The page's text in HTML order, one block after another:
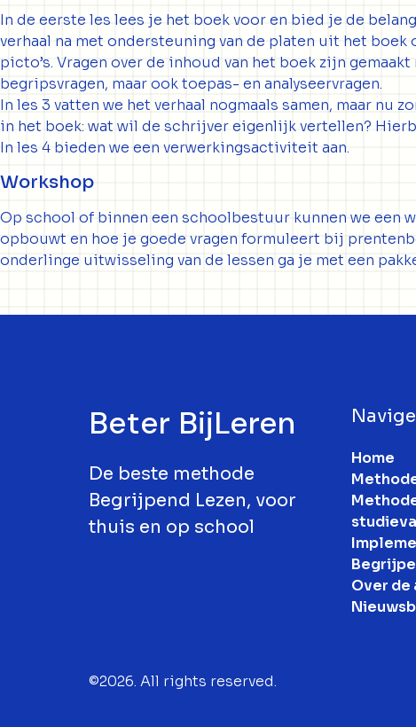
In de eerste les lees je het boek voor en bied je de
verhaal na met ondersteuning van de platen uit het
picto’s. Vragen over de inhoud van het boek zijn
begripsvragen, maar ook toepas- en analyseervragen.
In les 3 vatten we het verhaal nogmaals samen, maar nu
in het boek: wat wil de schrijver eigenlijk vertellen?
In les 4 bieden we een verwerkingsactiviteit aan.
Workshop
Op school of binnen een schoolbestuur kunnen we een
opbouwt en hoe je goede vragen formuleert bij
onderlinge uitwisseling van de lessen ga je met een
Beter BijLeren
De beste methode
Begrijpend Lezen, voor
thuis en op school
Home
Over de
©2026. All rights reserved.